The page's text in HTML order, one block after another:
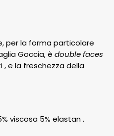
per la forma particolare
Goccia, è double faces
, e la freschezza della
viscosa 5% elastan .